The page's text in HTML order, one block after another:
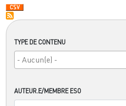
TYPE DE CONTENU
AUTEUR.E/MEMBRE ESO